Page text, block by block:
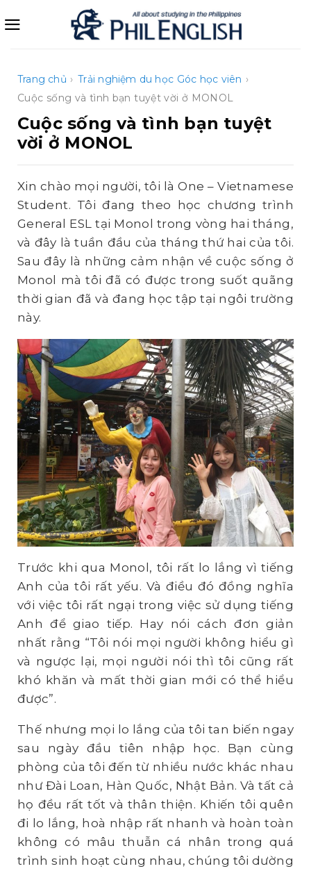
qua
Trang chủ › Trải nghiệm du học Góc học viên ›
Cuộc sống và tình bạn tuyệt vời ở MONOL
Cuộc sống và tình bạn tuyệt
vời ở MONOL
Xin chào mọi người, tôi là One – Vietnamese
Student. Tôi đang theo học chương trình
General ESL tại Monol trong vòng hai tháng,
và đây là tuần đầu của tháng thứ hai của tôi.
Sau đây là những cảm nhận về cuộc sống ở
Monol mà tôi đã có được trong suốt quãng
thời gian đã và đang học tập tại ngôi trường
này.
Trước khi qua Monol, tôi rất lo lắng vì tiếng
Anh của tôi rất yếu. Và điều đó đồng nghĩa
với việc tôi rất ngại trong việc sử dụng tiếng
Anh để giao tiếp. Hay nói cách đơn giản
nhất rằng “Tôi nói mọi người không hiểu gì
và ngược lại, mọi người nói thì tôi cũng rất
khó khăn và mất thời gian mới có thể hiểu
được”.
Thế nhưng mọi lo lắng của tôi tan biến ngay
sau ngày đầu tiên nhập học. Bạn cùng
phòng của tôi đến từ nhiều nước khác nhau
như Đài Loan, Hàn Quốc, Nhật Bản. Và tất cả
họ đều rất tốt và thân thiện. Khiến tôi quên
đi lo lắng, hoà nhập rất nhanh và hoàn toàn
không có mâu thuẫn cá nhân trong quá
trình sinh hoạt cùng nhau, chúng tôi dường